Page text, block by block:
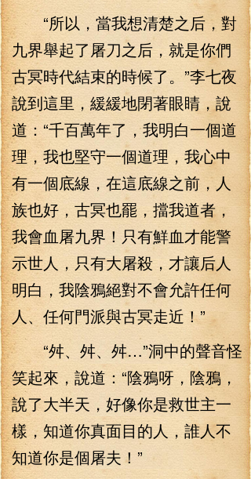
“所以，當我想清楚之后，對
九界舉起了屠刀之后，就是你們
古冥時代結束的時候了。”李七夜
說到這里，緩緩地閉著眼睛，說
道：“千百萬年了，我明白一個道
理，我也堅守一個道理，我心中
有一個底線，在這底線之前，人
族也好，古冥也罷，擋我道者，
我會血屠九界！只有鮮血才能警
示世人，只有大屠殺，才讓后人
明白，我陰鴉絕對不會允許任何
人、任何門派與古冥走近！”
“舛、舛、舛…”洞中的聲音怪
笑起來，說道：“陰鴉呀，陰鴉，
說了大半天，好像你是救世主一
樣，知道你真面目的人，誰人不
知道你是個屠夫！”